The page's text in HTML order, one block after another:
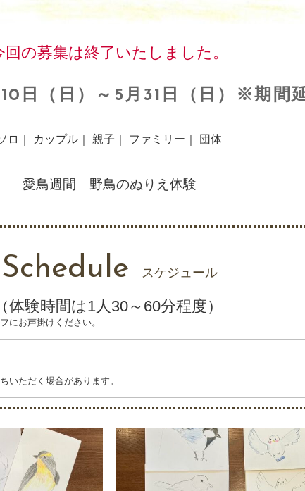
回の募集は終了いたしました。
10日（日）～5月31日（日）※期間
ロ｜ カップル｜ 親子｜ ファミリー｜ 団体
愛鳥週間 野鳥のぬりえ体験
Schedule スケジュール
体験時間は1人30～60分程度）
にお声掛けください。
いただく場合があります。